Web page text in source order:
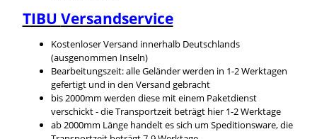
TIBU Versandservice
Kostenloser Versand innerhalb Deutschlands
(ausgenommen Inseln)
Bearbeitungszeit: alle Geländer werden in 1-2 Werktagen
gefertigt und in den Versand gebracht
bis 2000mm werden diese mit einem Paketdienst
verschickt - die Transportzeit beträgt hier 1-2 Werktage
ab 2000mm Länge handelt es sich um Speditionsware, die